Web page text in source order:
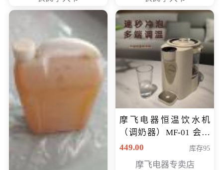
摩飞电器恒温饮水机
（调奶器）MF-01 会员
专享价366元
449.00 库存95
摩飞电器专卖店